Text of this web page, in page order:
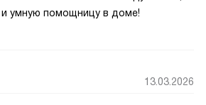
умную помощницу в доме!
13.03.2026